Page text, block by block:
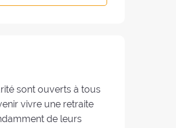
sont ouverts à tous
vivre une retraite
de leurs